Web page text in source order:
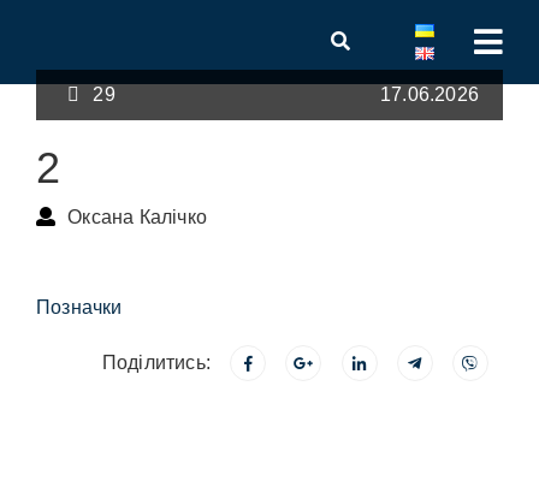
29 17.06.2026
2
Оксана Калічко
Позначки
Поділитись: